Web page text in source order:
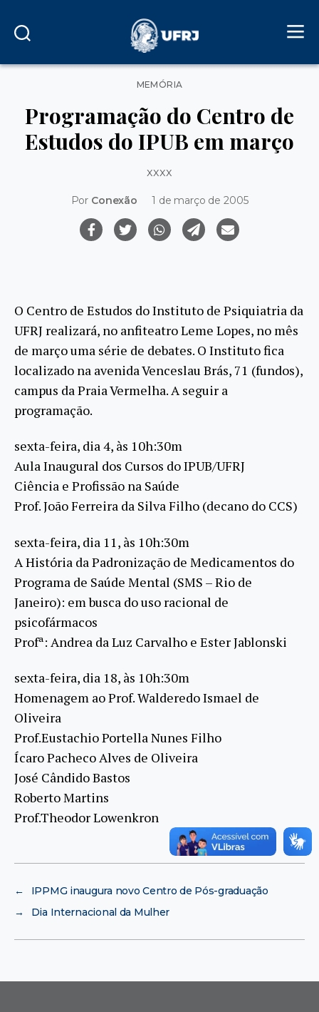
Categorias
MEMÓRIA
Programação do Centro de
Estudos do IPUB em março
xxxx
Por Conexão 1 de março de 2005
O Centro de Estudos do Instituto de Psiquiatria da
UFRJ realizará, no anfiteatro Leme Lopes, no mês
de março uma série de debates. O Instituto fica
localizado na avenida Venceslau Brás, 71 (fundos),
campus da Praia Vermelha. A seguir a
programação.
sexta-feira, dia 4, às 10h:30m
Aula Inaugural dos Cursos do IPUB/UFRJ
Ciência e Profissão na Saúde
Prof. João Ferreira da Silva Filho (decano do CCS)
sexta-feira, dia 11, às 10h:30m
A História da Padronização de Medicamentos do
Programa de Saúde Mental (SMS – Rio de
Janeiro): em busca do uso racional de
psicofármacos
Profª: Andrea da Luz Carvalho e Ester Jablonski
sexta-feira, dia 18, às 10h:30m
Homenagem ao Prof. Walderedo Ismael de
Oliveira
Prof.Eustachio Portella Nunes Filho
Ícaro Pacheco Alves de Oliveira
José Cândido Bastos
Roberto Martins
Prof.Theodor Lowenkron
←
IPPMG inaugura novo Centro de Pós-graduação
→
Dia Internacional da Mulher